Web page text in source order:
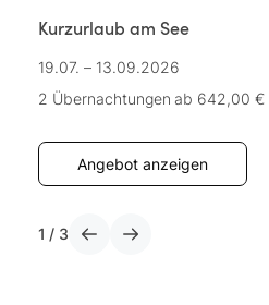
Kurzurlaub am See
19.07. – 13.09.2026
2 Übernachtungen ab 642,00 €
Angebot anzeigen
1 / 3